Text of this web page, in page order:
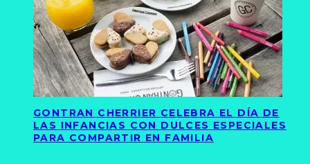
GONTRAN CHERRIER CELEBRA EL DÍA DE
LAS INFANCIAS CON DULCES ESPECIALES
PARA COMPARTIR EN FAMILIA